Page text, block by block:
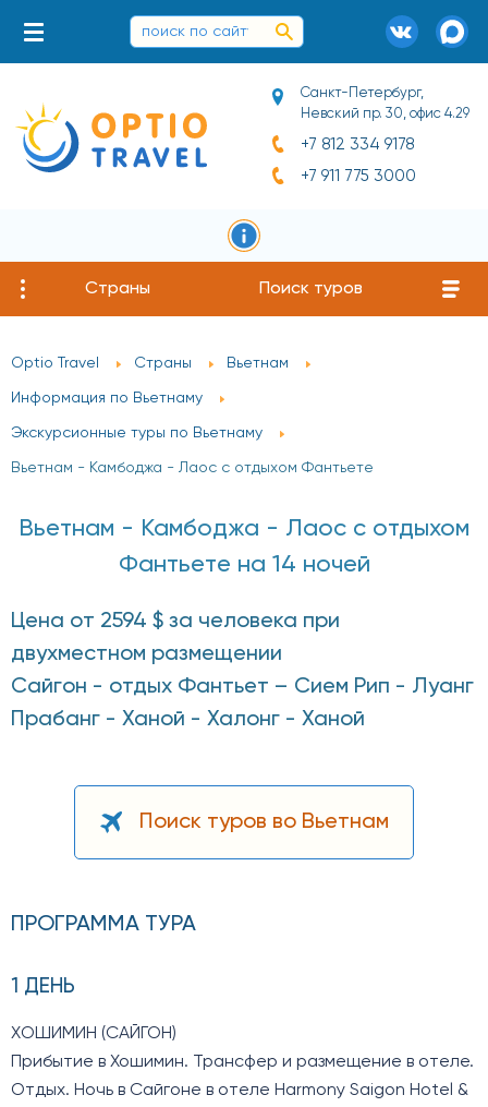
Санкт-Петербург,
Невский пр. 30, офис 4.29
+7 812 334 9178
+7 911 775 3000
Страны Поиск туров
Optio Travel Страны Вьетнам
Информация по Вьетнаму
Экскурсионные туры по Вьетнаму
Вьетнам - Камбоджа - Лаос с отдыхом Фантьете
Вьетнам - Камбоджа - Лаос с отдыхом
Фантьете на 14 ночей
Цена от 2594 $ за человека при
двухместном размещении
Сайгон - отдых Фантьет – Сием Рип - Луанг
Прабанг - Ханой - Халонг - Ханой
Поиск туров во Вьетнам
ПРОГРАММА ТУРА
1 ДЕНЬ
ХОШИМИН (САЙГОН)
Прибытие в Хошимин. Трансфер и размещение в отеле.
Отдых. Ночь в Сайгоне в отеле Harmony Saigon Hotel &